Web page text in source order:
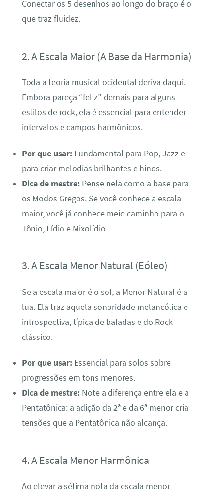
Conectar os 5 desenhos ao longo do braço é o
que traz fluidez.
2. A Escala Maior (A Base da Harmonia)
Toda a teoria musical ocidental deriva daqui.
Embora pareça “feliz” demais para alguns
estilos de rock, ela é essencial para entender
intervalos e campos harmônicos.
Por que usar:Fundamental para Pop, Jazz e
para criar melodias brilhantes e hinos.
Dica de mestre:Pense nela como a base para
os Modos Gregos. Se você conhece a escala
maior, você já conhece meio caminho para o
Jônio, Lídio e Mixolídio.
3. A Escala Menor Natural (Eóleo)
Se a escala maior é o sol, a Menor Natural é a
lua. Ela traz aquela sonoridade melancólica e
introspectiva, típica de baladas e do Rock
clássico.
Por que usar:Essencial para solos sobre
progressões em tons menores.
Dica de mestre:Note a diferença entre ela e a
Pentatônica: a adição da 2ª e da 6ª menor cria
tensões que a Pentatônica não alcança.
4. A Escala Menor Harmônica
Ao elevar a sétima nota da escala menor